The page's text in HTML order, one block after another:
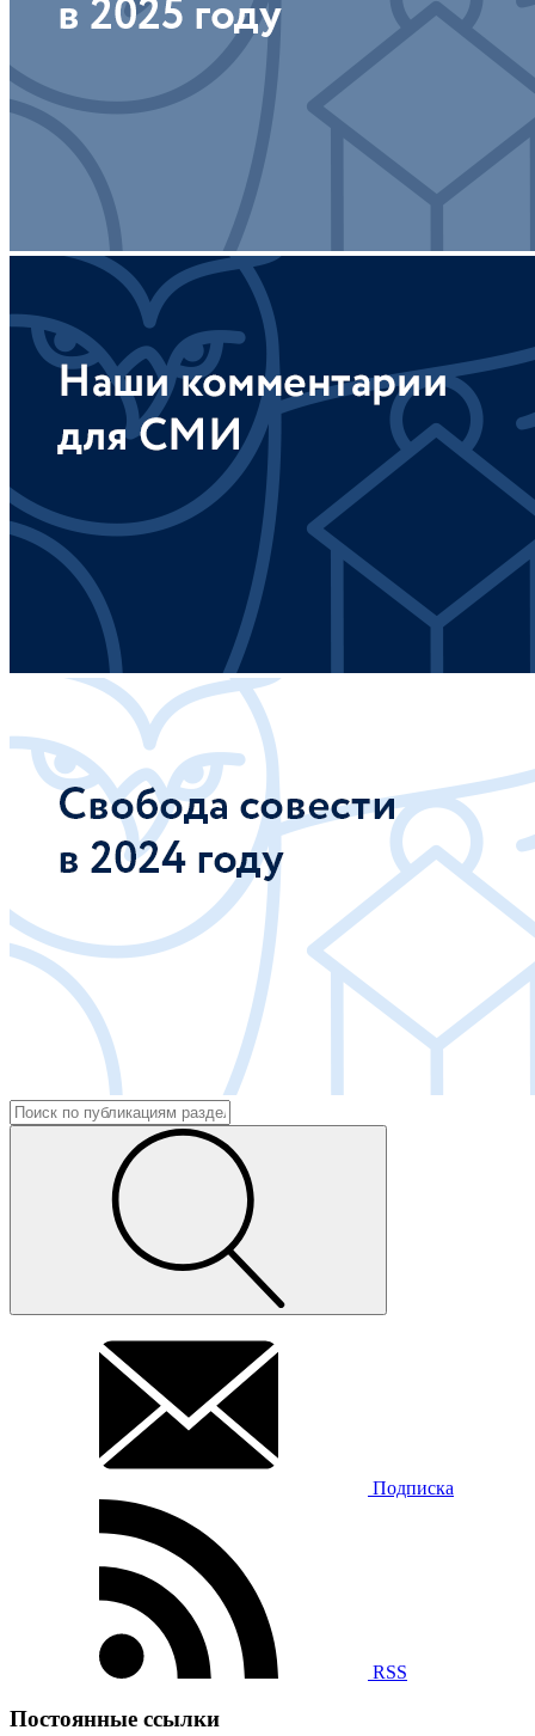
Подписка
RSS
Постоянные ссылки